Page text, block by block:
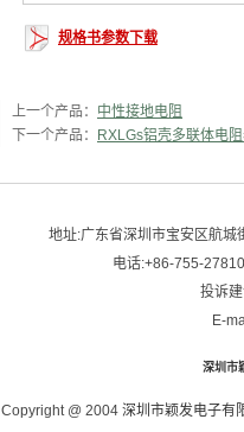
规格书参数下载
上一个产品： 中性接地电阻
下一个产品：
RXLGs铝壳多联体电
地址:广东省深圳市宝安区航
电话:+86-755-
投诉
E-
深圳市
Copyright @ 2004 深圳市颖发电子有